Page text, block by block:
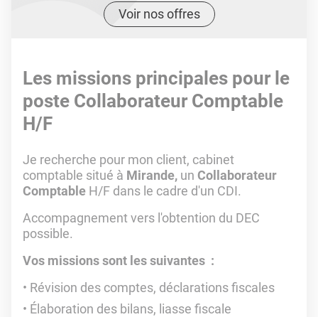
Voir nos offres
Les missions principales pour le
poste Collaborateur Comptable
H/F
Je recherche pour mon client, cabinet
comptable situé à Mirande, un Collaborateur
Comptable H/F dans le cadre d'un CDI.
Accompagnement vers l'obtention du DEC
possible.
Vos missions sont les suivantes :
Révision des comptes, déclarations fiscales
Élaboration des bilans, liasse fiscale